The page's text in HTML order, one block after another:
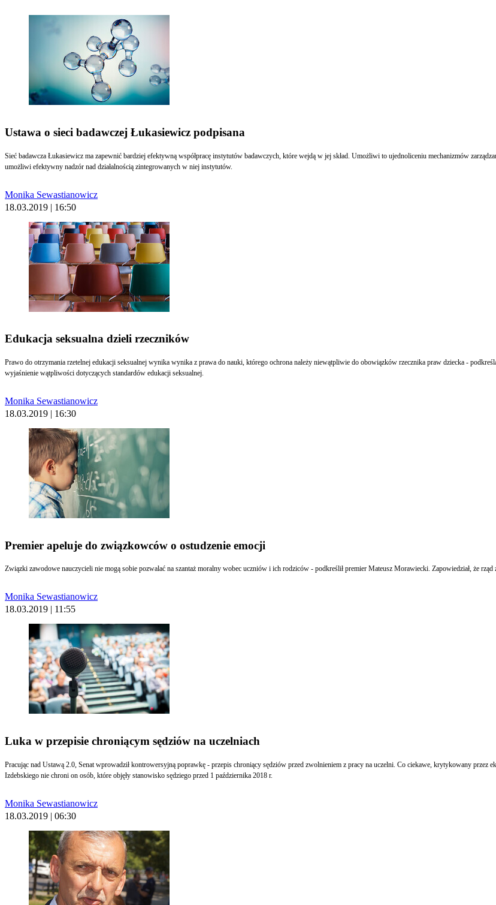
Ustawa o sieci badawczej Łukasiewicz podpisana
Sieć badawcza Łukasiewicz ma zapewnić bardziej efektywną współpracę instytutów badawczych, które wejdą w jej skład. Umożliwi to ujednoliceniu mechanizmów
umożliwi efektywny nadzór nad działalnością zintegrowanych w niej instytutów.
Monika Sewastianowicz
18.03.2019 | 16:50
Edukacja seksualna dzieli rzeczników
Prawo do otrzymania rzetelnej edukacji seksualnej wynika wynika z prawa do nauki, którego ochrona należy niewątpliwie do obowiązków rzecznika praw dziecka -
wyjaśnienie wątpliwości dotyczących standardów edukacji seksualnej.
Monika Sewastianowicz
18.03.2019 | 16:30
Premier apeluje do związkowców o ostudzenie emocji
Związki zawodowe nauczycieli nie mogą sobie pozwalać na szantaż moralny wobec uczniów i ich rodziców - podkreślił premier Mateusz Morawiecki. Zapowiedział, że
Monika Sewastianowicz
18.03.2019 | 11:55
Luka w przepisie chroniącym sędziów na uczelniach
Pracując nad Ustawą 2.0, Senat wprowadził kontrowersyjną poprawkę - przepis chroniący sędziów przed zwolnieniem z pracy na uczelni. Co ciekawe, krytykowany przez
Izdebskiego nie chroni on osób, które objęły stanowisko sędziego przed 1 października 2018 r.
Monika Sewastianowicz
18.03.2019 | 06:30